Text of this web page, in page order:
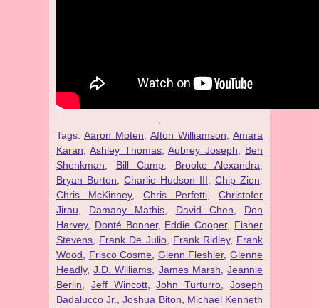
Tags: Aaron Moten Afton Williamson
Amara
Karan ,Ashley Thomas,Aubrey Joseph
Ben
Shenkman
Bill Camp Brooke Alexandra
Bryan Burton
Charlie Hudson III Chip Zien
Chris McKinney, Chris Perfetti
Christofer
Jirau
Damany Mathis David Chen
Don
Harvey, Donté Bonner, Eddie Cooper, Fisher
Stevens
Frank De Julio, Frank Ridley, Frank
Wood
Frisco Cosme Glenn Fleshler,Glenne
Headly,J.D. Williams James Marsh ,Jeannie
Berlin
Jeff Wincott,John Turturro ,Joseph
Badalucco Jr.
,Joshua Biton
Michael Kenneth